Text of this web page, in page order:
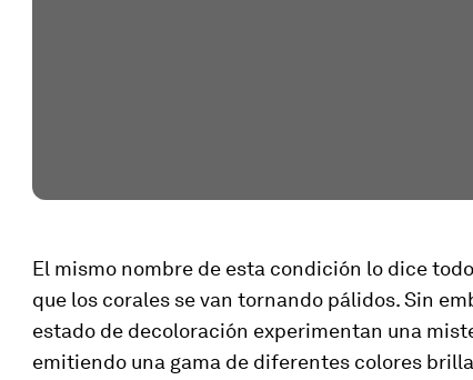
El mismo nombre de esta condición lo dice
que los corales se van tornando pálidos. Sin
estado de decoloración experimentan una
emitiendo una gama de diferentes colores